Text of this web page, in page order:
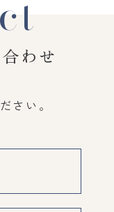
わせ
さい。